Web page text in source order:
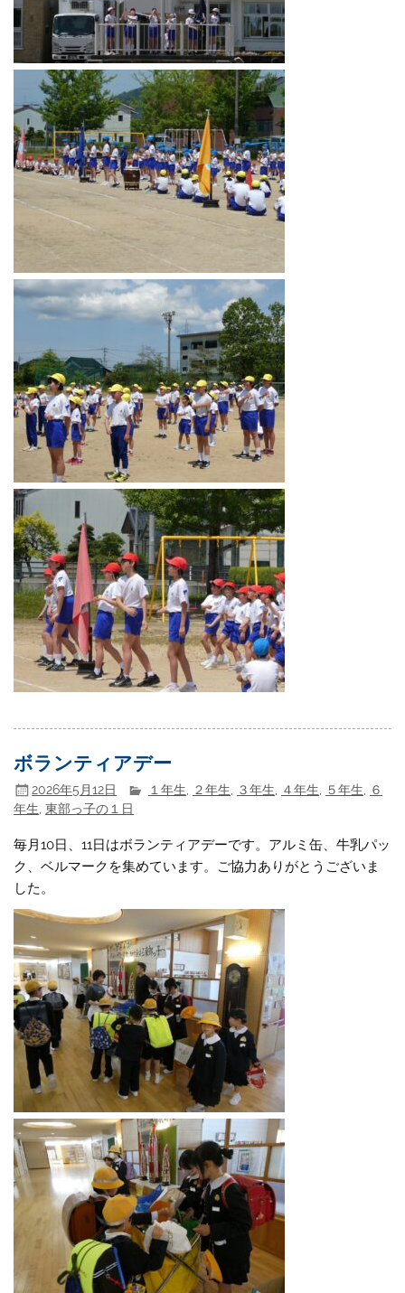
ボランティアデー
2026年5月12日 １年生 ２年生 ３年生 ４年生 ５年生
６
年生,東部っ子の１日
毎月10日、11日はボランティアデーです。アルミ缶、牛乳パッ
ク、ベルマークを集めています。ご協力ありがとうございま
した。